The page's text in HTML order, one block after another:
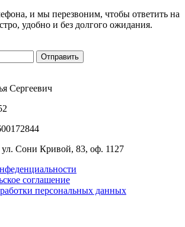
и мы перезвоним, чтобы ответить на
удобно и без долгого ожидания.
Отправить
Сергеевич
ул. Сони Кривой, 83, оф. 1127
соглашение
персональных данных